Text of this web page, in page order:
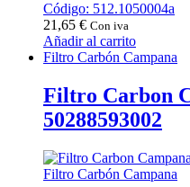
Código: 512.1050004a
21,65 € Con iva
Añadir al carrito
Filtro Carbón Campana
Filtro Carbon
50288593002
Filtro Carbón Campana